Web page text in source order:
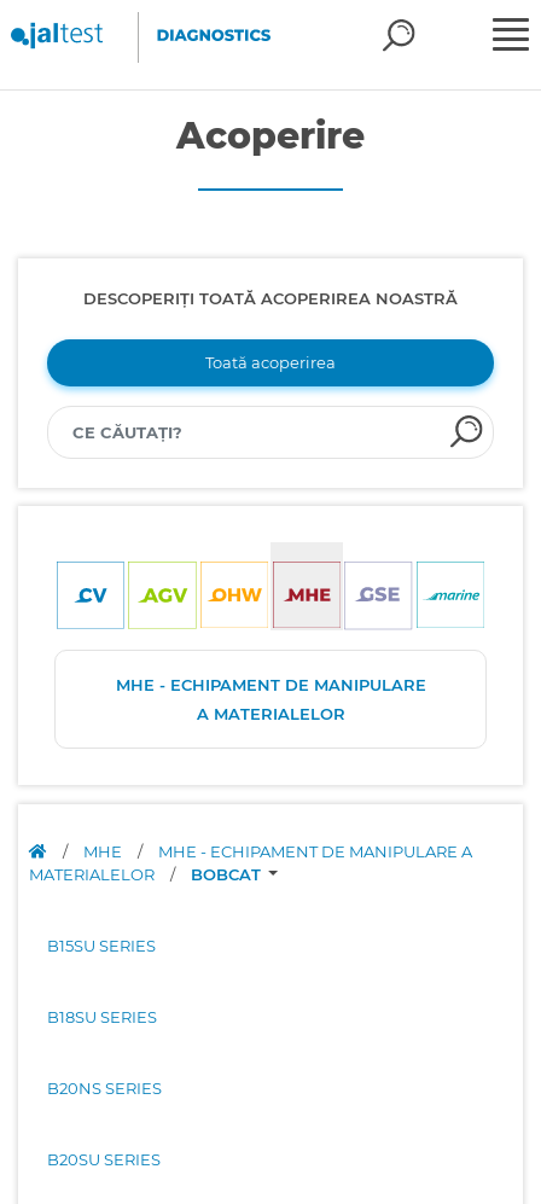
Acoperire
DESCOPERIȚI TOATĂ ACOPERIREA NOASTRĂ
Toată acoperirea
MHE - ECHIPAMENT DE MANIPULARE
A MATERIALELOR
/ MHE /
MHE - ECHIPAMENT DE MANIPULARE A
MATERIALELOR
/ BOBCAT
B15SU SERIES
B18SU SERIES
B20NS SERIES
B20SU SERIES